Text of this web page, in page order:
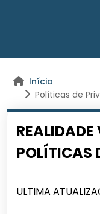
Início
Políticas de
POLÍTICAS
ULTIMA